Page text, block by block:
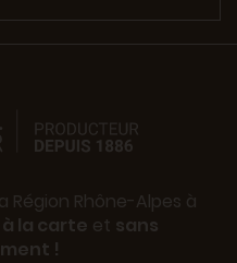
Région Rhône-Alpes à
à la carte et sans
!